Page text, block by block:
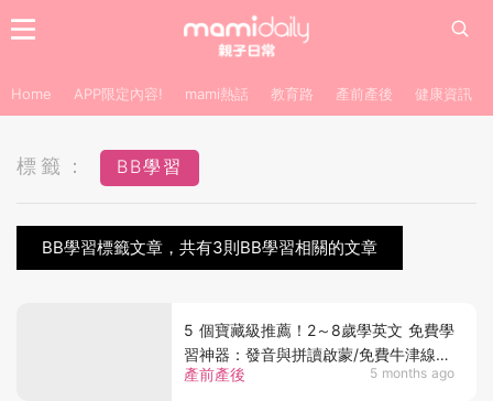
Home APP限定內容! mami熱話 教育路 產前產後 健康資訊
標籤： BB學習
BB學習標籤文章，共有3則BB學習相關的文章
產前產後 5 months ago
5 個寶藏級推薦！2～8歲學英文 免費學
習神器：發音與拼讀啟蒙/免費牛津線上
圖書館！